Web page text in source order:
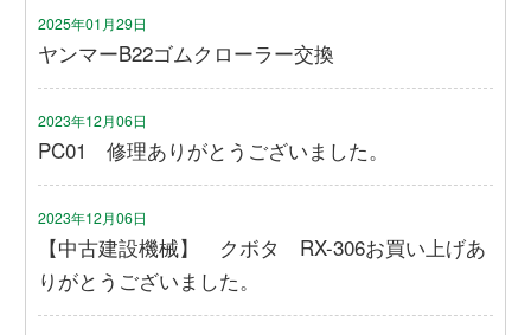
2025年01月29日
ヤンマーB22ゴムクローラー交換
2023年12月06日
PC01 修理ありがとうございました。
2023年12月06日
【中古建設機械】 クボタ RX-306お買い上げあ
りがとうございました。